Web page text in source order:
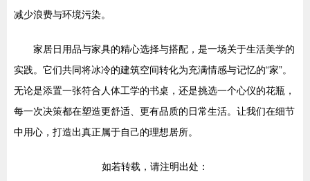
减少浪费与环境污染。
家居日用品与家具的精心选择与搭配，是一场关于生活美学的
实践。它们共同将冰冷的建筑空间转化为充满情感与记忆的“家”。
无论是添置一张符合人体工学的书桌，还是挑选一个心仪的花瓶，
每一次决策都在塑造更舒适、更有品质的日常生活。让我们在细节
中用心，打造出真正属于自己的理想居所。
如若转载，请注明出处：